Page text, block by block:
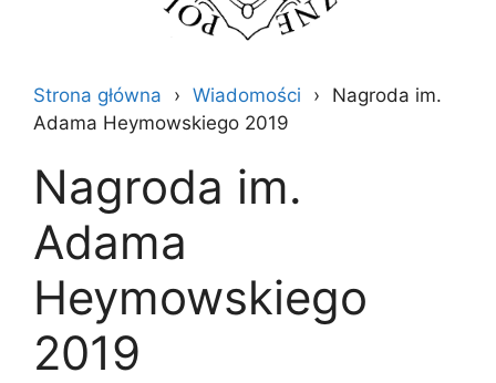
Strona główna Wiadomości
Nagroda im.
Adama Heymowskiego 2019
Nagroda im.
Adama
Heymowskiego
2019